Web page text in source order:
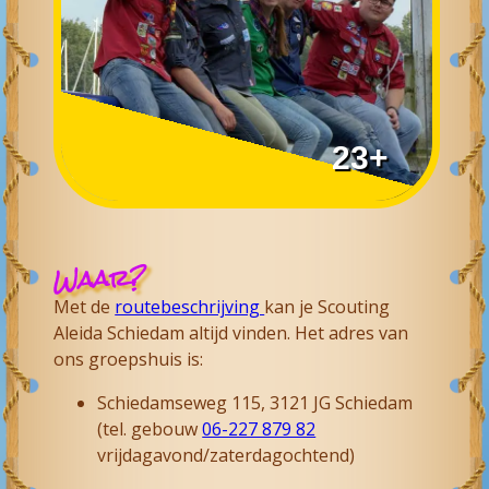
23+
Plusscouts
Waar?
Met de routebeschrijving kan jeScouting
Aleida Schiedam altijd vinden. Het adres van
ons groepshuis is:
Schiedamseweg 115, 3121 JGSchiedam
(tel. gebouw06-227 879 82
vrijdagavond/zaterdagochtend)